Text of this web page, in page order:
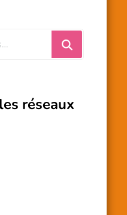
réseaux